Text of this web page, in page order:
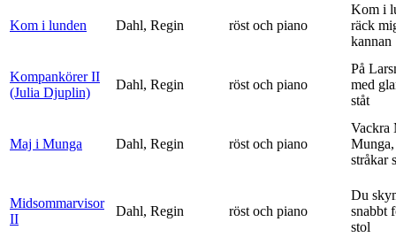
Kom i lunden Dahl, Regin röst och piano
Kom i
räck
kannan
Kompankörer II
(Julia Djuplin)
Dahl, Regin röst och piano
På
med
ståt
Maj i Munga Dahl, Regin röst och piano
Vackra
stråkar
Midsommarvisor
II
Dahl, Regin röst och piano
Du
snabbt
stol